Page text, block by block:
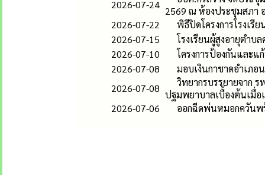
2026-07-24
2569 ณ ห้องประชุมสภา
2026-07-22
พิธีปิดโครงการโรงเรี
2026-07-15
โรงเรียนผู้สูงอายุตำบ
2026-07-10
โครงการป้องกันและ
2026-07-08
มอบเงินกาชาดอำเภ
2026-07-08
วิทยากรบรรยายจาก
ปฐมพยาบาลเบื้องต้นเมื่อ
2026-07-06
ออกฉีดพ่นหมอกควันพ